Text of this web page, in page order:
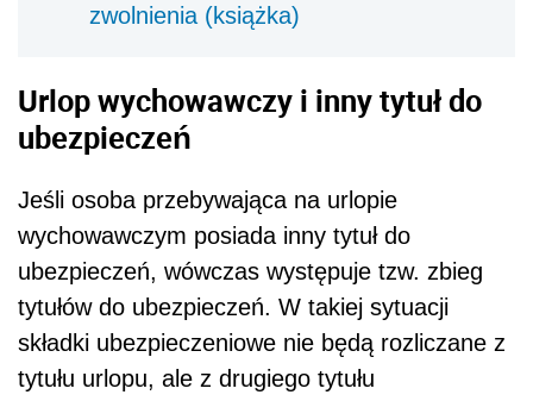
zwolnienia (książka)
Urlop wychowawczy i inny tytuł do
ubezpieczeń
Jeśli osoba przebywająca na urlopie
wychowawczym posiada inny tytuł do
ubezpieczeń, wówczas występuje tzw. zbieg
tytułów do ubezpieczeń. W takiej sytuacji
składki ubezpieczeniowe nie będą rozliczane z
tytułu urlopu, ale z drugiego tytułu